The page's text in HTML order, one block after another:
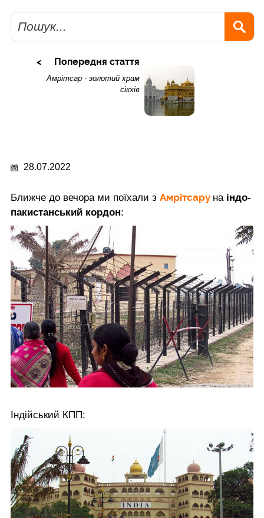
Пошук
Попередня стаття
Амрітсар - золотий храм
сікхів
28.07.2022
Ближче до вечора ми поїхали з Амрітсару на індо-
пакистанський кордон:
Індійський КПП: